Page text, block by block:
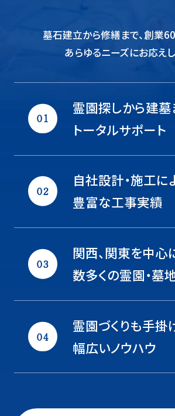
墓石建立から修繕まで、創業
あらゆるニーズにお応えし
霊園探しから建墓
トータルサポート
自社設計・施工に
豊富な工事実績
関西、関東を中心
数多くの霊園・墓
霊園づくりも手掛
幅広いノウハウ